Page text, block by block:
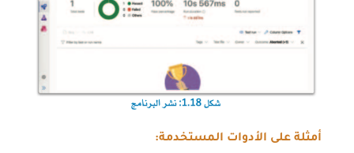
أمثلة على الأدوات المستخدمة: